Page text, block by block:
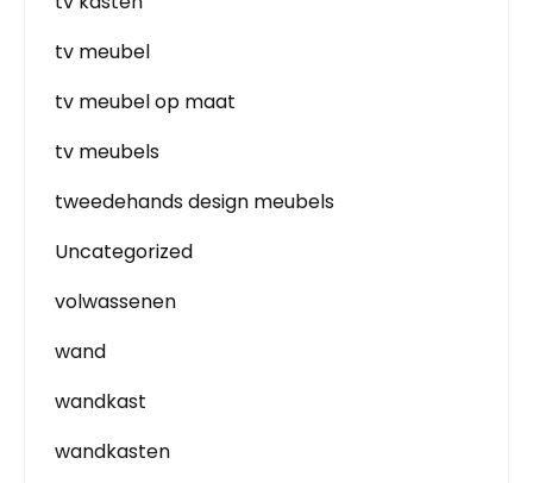
tv meubel
tv meubel op maat
tv meubels
tweedehands design meubels
Uncategorized
volwassenen
wand
wandkast
wandkasten